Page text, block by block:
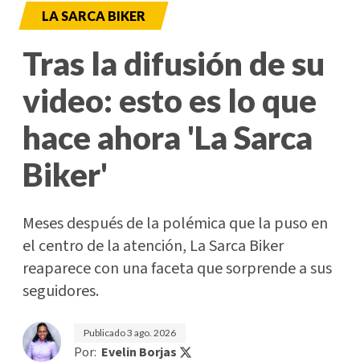
LA SARCA BIKER
Tras la difusión de su
video: esto es lo que
hace ahora 'La Sarca
Biker'
Meses después de la polémica que la puso en
el centro de la atención, La Sarca Biker
reaparece con una faceta que sorprende a sus
seguidores.
Publicado3 ago. 2026
Por: Evelin Borjas